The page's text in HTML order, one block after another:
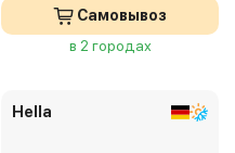
Самовывоз
в 2 городах
Hella